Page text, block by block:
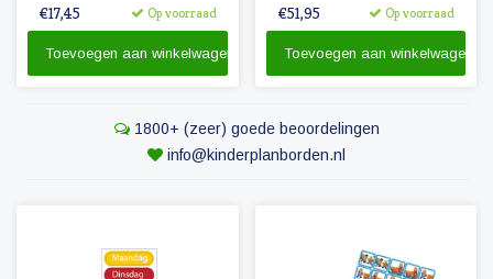
hoofdactiviteiten van /
schoolweek)
€17,45 Op voorraad
Toevoegen aan winkelwagen
planbord en een
magnetische
€51,95 Op voorraad
Toevoegen aan winkelwagen
1800+ (zeer) goede beoordelingen
info@kinderplanborden.nl